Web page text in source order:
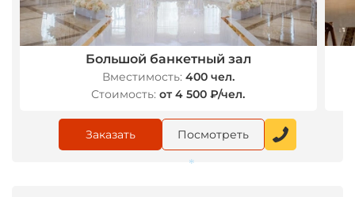
Большой банкетный зал
Вместимость: 400 чел.
Стоимость: от 4 500 ₽/чел.
Заказать Посмотреть